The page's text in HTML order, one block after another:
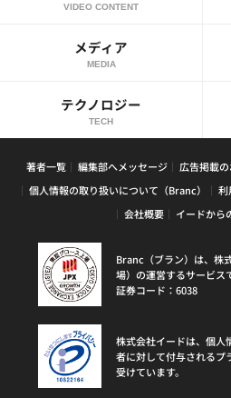
VIDEO CONTENT
メディア
MEDIA
テクノロジー
TECH
著者一覧 編集部へメッセージ 広告掲載
個人情報の取り扱いについて（Branc）
利
会社概要
イードから
Branc（ブラン）は、株
場）の運営するサービス
証券コード：6038
株式会社イードは、個人
者に対して付与されるプ
受けています。